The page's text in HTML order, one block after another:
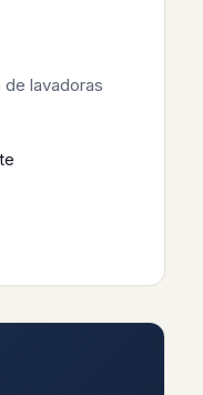
lavadoras